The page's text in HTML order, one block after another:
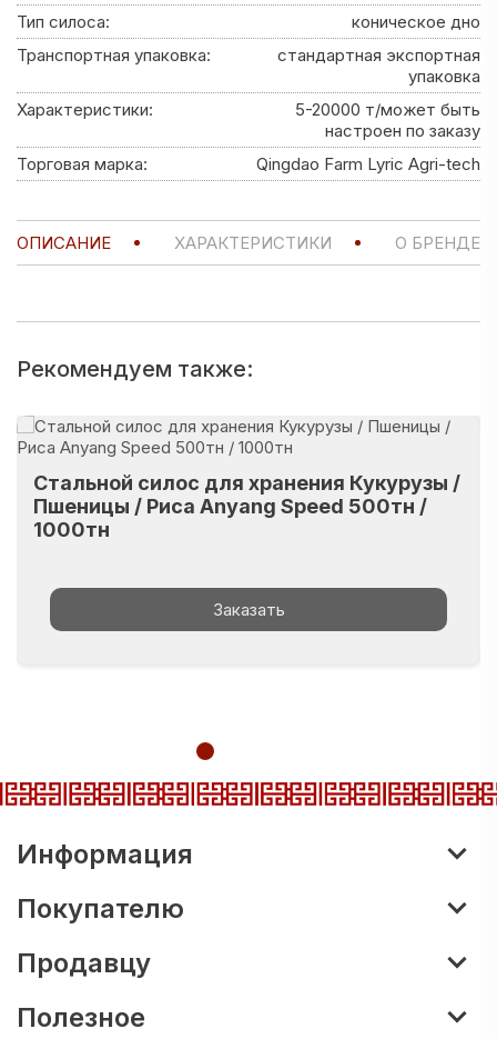
Тип силоса:
коническое дно
Транспортная упаковка:
стандартная экспортная
упаковка
Характеристики:
5-20000 т/может быть
настроен по заказу
Торговая марка:
Qingdao Farm Lyric Agri-tech
ОПИСАНИЕ ХАРАКТЕРИСТИКИ О БРЕНДЕ
Рекомендуем также:
Стальной силос для хранения Кукурузы /
Пшеницы / Риса Anyang Speed 500тн /
1000тн
Заказать
Информация
Покупателю
Продавцу
Полезное